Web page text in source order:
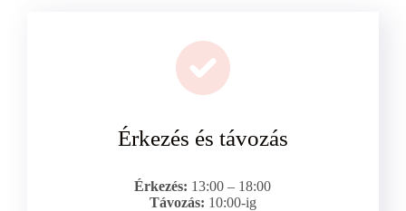
Érkezés és távozás
Érkezés: 13:00 – 18:00
Távozás: 10:00-ig